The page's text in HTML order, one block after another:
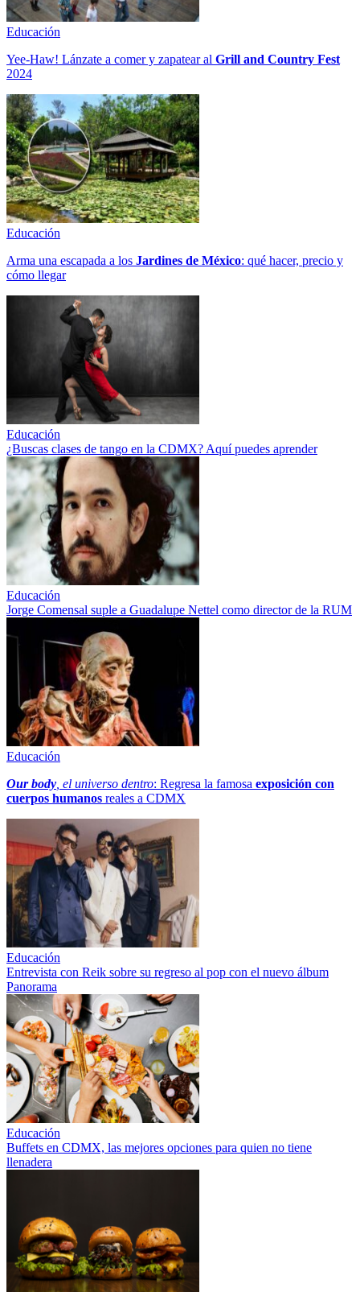
Educación
Yee-Haw! Lánzate a comer y zapatear al Grill and Country Fest
2024
Educación
Arma una escapada a los Jardines de México: qué hacer, precio y
cómo llegar
Educación
¿Buscas clases de tango en la CDMX? Aquí puedes aprender
Educación
Jorge Comensal suple a Guadalupe Nettel como director de la RUM
Educación
Our body , el universo dentro: Regresa la famosa exposición con
cuerpos humanos reales a CDMX
Educación
Entrevista con Reik sobre su regreso al pop con el nuevo álbum
Panorama
Educación
Buffets en CDMX, las mejores opciones para quien no tiene
llenadera